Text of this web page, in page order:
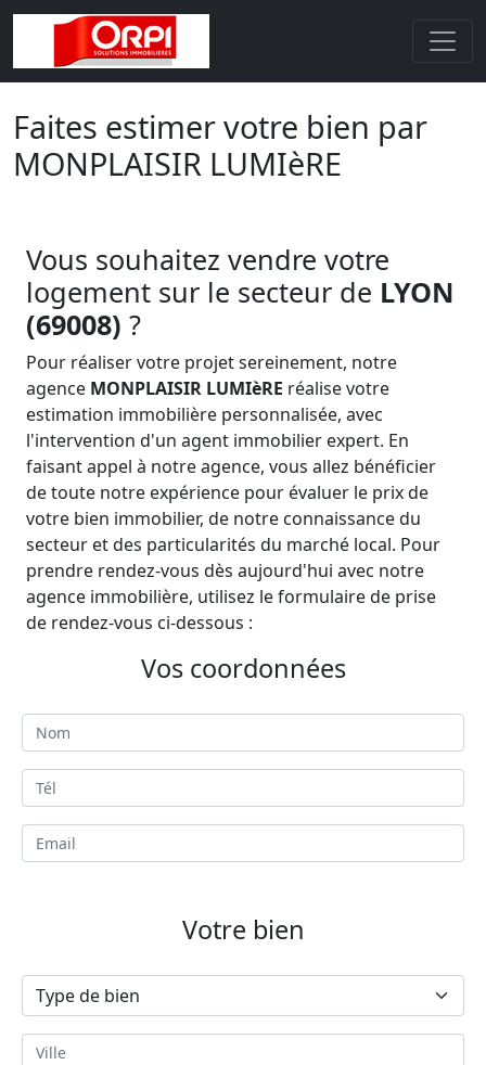
Faites estimer votre bien par
MONPLAISIR LUMIèRE
Vous souhaitez vendre votre
logement sur le secteur de LYON
(69008) ?
Pour réaliser votre projet sereinement, notre
agence MONPLAISIR LUMIèRE réalise votre
estimation immobilière personnalisée, avec
l'intervention d'un agent immobilier expert. En
faisant appel à notre agence, vous allez bénéficier
de toute notre expérience pour évaluer le prix de
votre bien immobilier, de notre connaissance du
secteur et des particularités du marché local. Pour
prendre rendez-vous dès aujourd'hui avec notre
agence immobilière, utilisez le formulaire de prise
de rendez-vous ci-dessous :
Vos coordonnées
Votre bien